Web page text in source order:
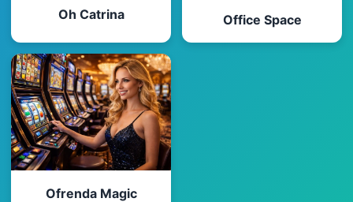
Oh Catrina Office Space
Ofrenda Magic